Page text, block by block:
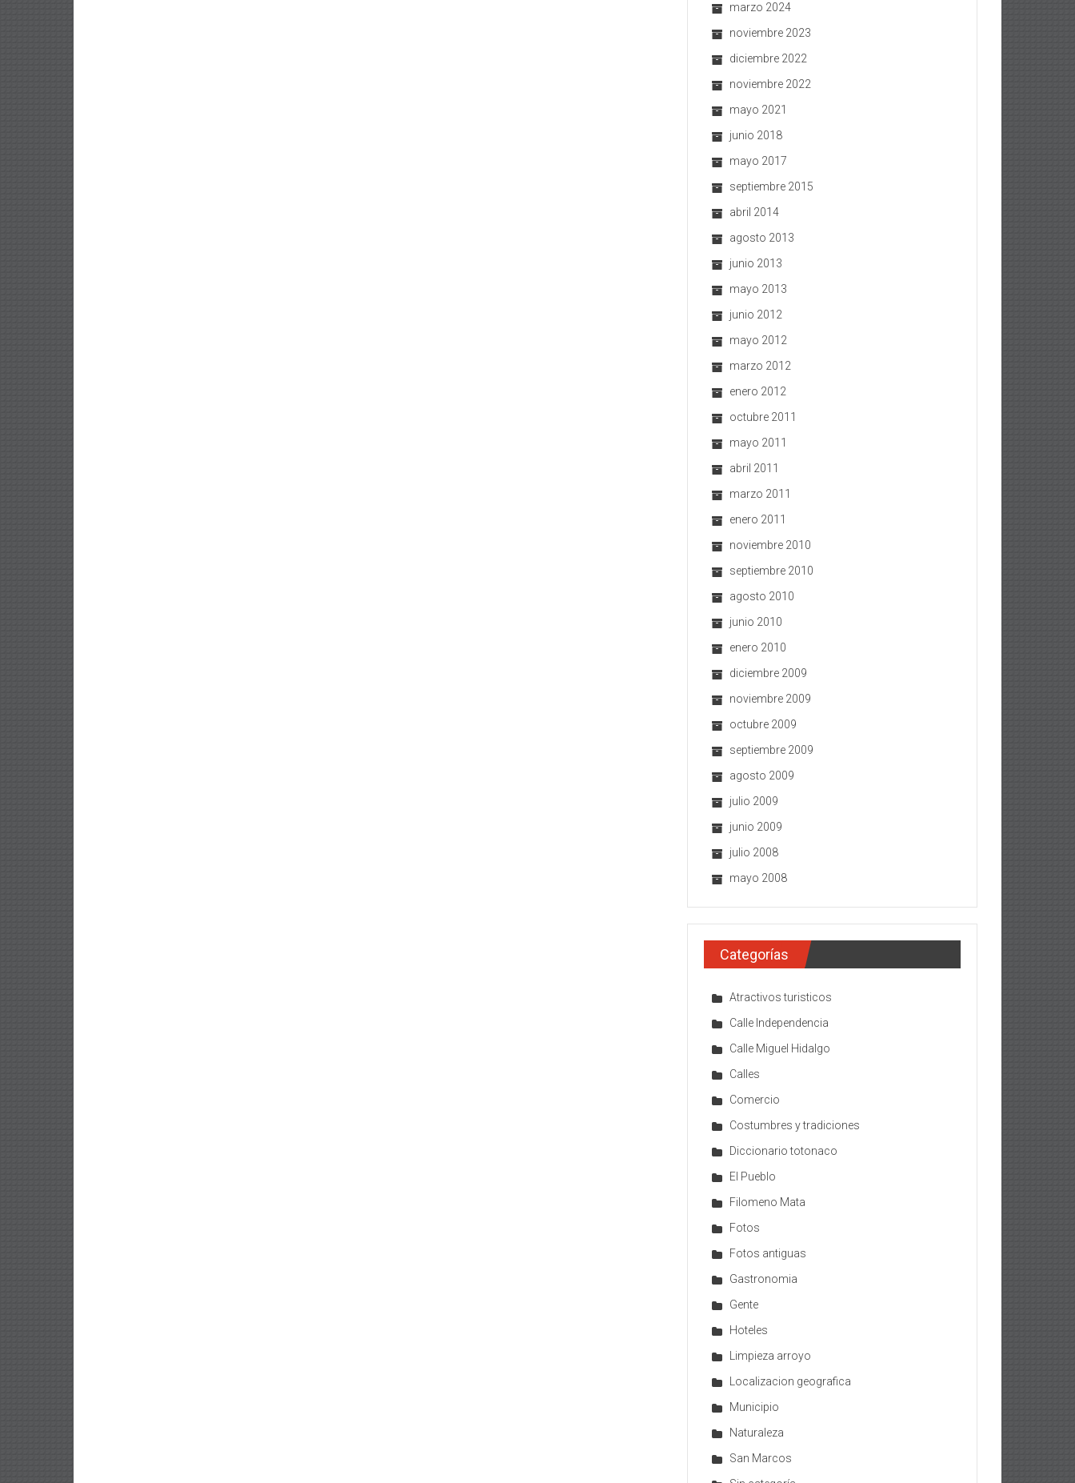
marzo 2024
noviembre 2023
diciembre 2022
noviembre 2022
mayo 2021
junio 2018
mayo 2017
septiembre 2015
abril 2014
agosto 2013
junio 2013
mayo 2013
junio 2012
mayo 2012
marzo 2012
enero 2012
octubre 2011
mayo 2011
abril 2011
marzo 2011
enero 2011
noviembre 2010
septiembre 2010
agosto 2010
junio 2010
enero 2010
diciembre 2009
noviembre 2009
octubre 2009
septiembre 2009
agosto 2009
julio 2009
junio 2009
julio 2008
mayo 2008
Categorías
Atractivos turisticos
Calle Independencia
Calle Miguel Hidalgo
Calles
Comercio
Costumbres y tradiciones
Diccionario totonaco
El Pueblo
Filomeno Mata
Fotos
Fotos antiguas
Gastronomia
Gente
Hoteles
Limpieza arroyo
Localizacion geografica
Municipio
Naturaleza
San Marcos